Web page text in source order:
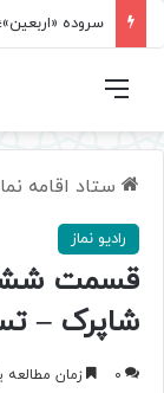
فهرست
ستاد اقامه
رادیو نماز
قسمت ششم
شاپرک –
0 زمان